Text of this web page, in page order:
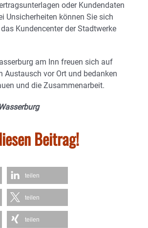
oder Kundendaten
Unsicherheiten können Sie sich
Kundencenter der Stadtwerke
am Inn freuen sich auf
Austausch vor Ort und bedanken
und die Zusammenarbeit.
Beitrag!
teilen
teilen
teilen